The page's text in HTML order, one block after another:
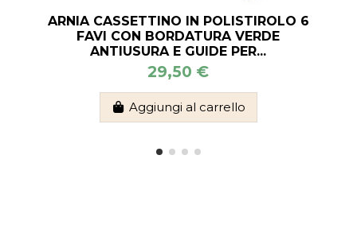
ARNIA CASSETTINO IN POLISTIROLO 6
FAVI CON BORDATURA VERDE
ANTIUSURA E GUIDE PER...
29,50 €
Aggiungi al carrello